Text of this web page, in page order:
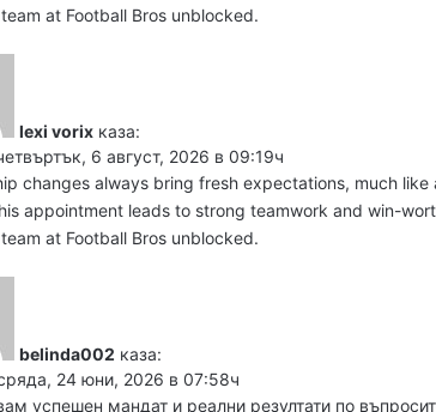
16:40ч, четвъртък, 6 август, 2026
16:15ч, четвъртък, 6 август, 2026
at Football Bros unblocked.
lexi vorix каза:
6 август, 2026 в 09:19ч
changes always bring fresh expectations, much
appointment leads to strong teamwork and win-
at Football Bros unblocked.
belinda002 каза:
24 юни, 2026 в 07:58ч
успешен мандат и реални резултати по